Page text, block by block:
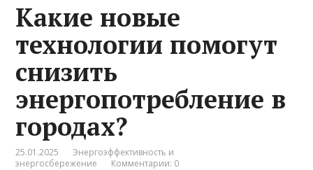
Какие новые
технологии помогут
снизить
энергопотребление в
городах?
25.01.2025
Энергоэффективность и
энергосбережение
Комментарии: 0